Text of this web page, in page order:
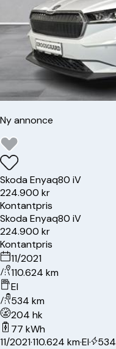
Ny annonce
SkodaEnyaq80 iV
224.900 kr
Kontantpris
SkodaEnyaq80 iV
224.900 kr
Kontantpris
11/2021
110.624 km
El
534 km
204 hk
77 kWh
11/2021·110.624 km·El·